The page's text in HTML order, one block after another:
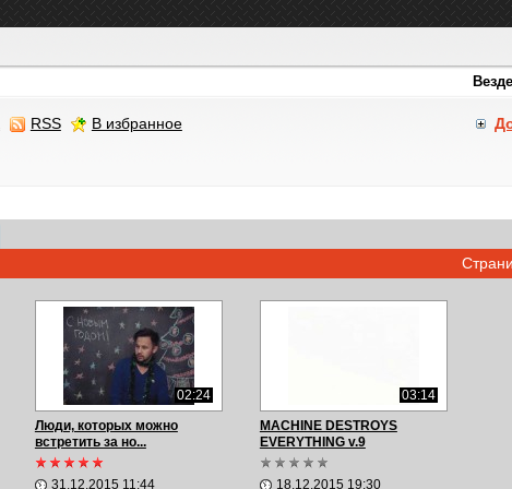
RSS В избранное
02:24
Люди, которых можно
встретить за но...
31.12.2015 11:44
03:14
MACHINE DESTROYS
EVERYTHING v.9
18.12.2015 19:30